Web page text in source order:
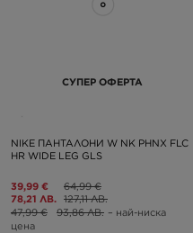
СУПЕР ОФЕРТА
NIKE ПАНТАЛОНИ W NK PHNX FLC
HR WIDE LEG GLS
39,99 €
78,21 ЛВ.
64,99 €
127,11 ЛВ.
47,99 €
93,86 ЛВ. – най-ниска
цена